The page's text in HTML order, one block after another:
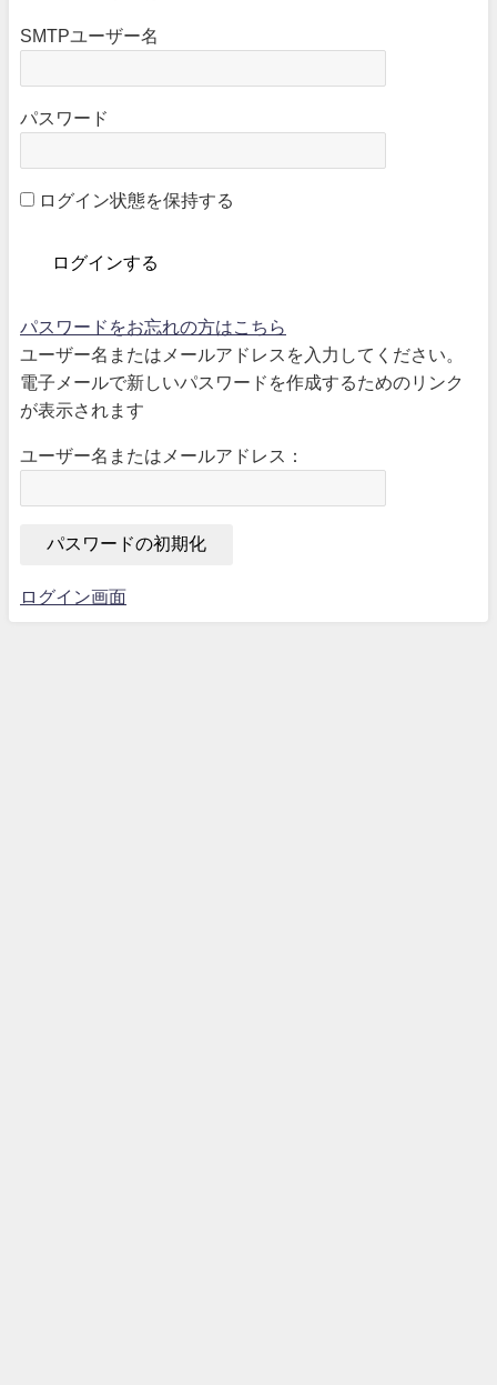
SMTPユーザー名
パスワード
ログイン状態を保持する
パスワードをお忘れの方はこちら
ユーザー名またはメールアドレスを入力してください。
電子メールで新しいパスワードを作成するためのリンク
が表示されます
ユーザー名またはメールアドレス：
ログイン画面